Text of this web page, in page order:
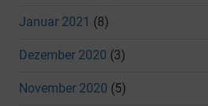
Januar 2021 (8)
Dezember 2020 (3)
November 2020 (5)